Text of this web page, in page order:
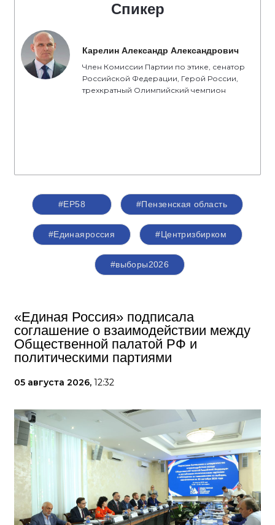
Спикер
Карелин Александр Александрович
Член Комиссии Партии по этике, сенатор
Российской Федерации, Герой России,
трехкратный Олимпийский чемпион
#ЕР58 #Пензенская область
#Единаяроссия #Центризбирком
#выборы2026
«Единая Россия» подписала
соглашение о взаимодействии между
Общественной палатой РФ и
политическими партиями
05 августа 2026, 12:32